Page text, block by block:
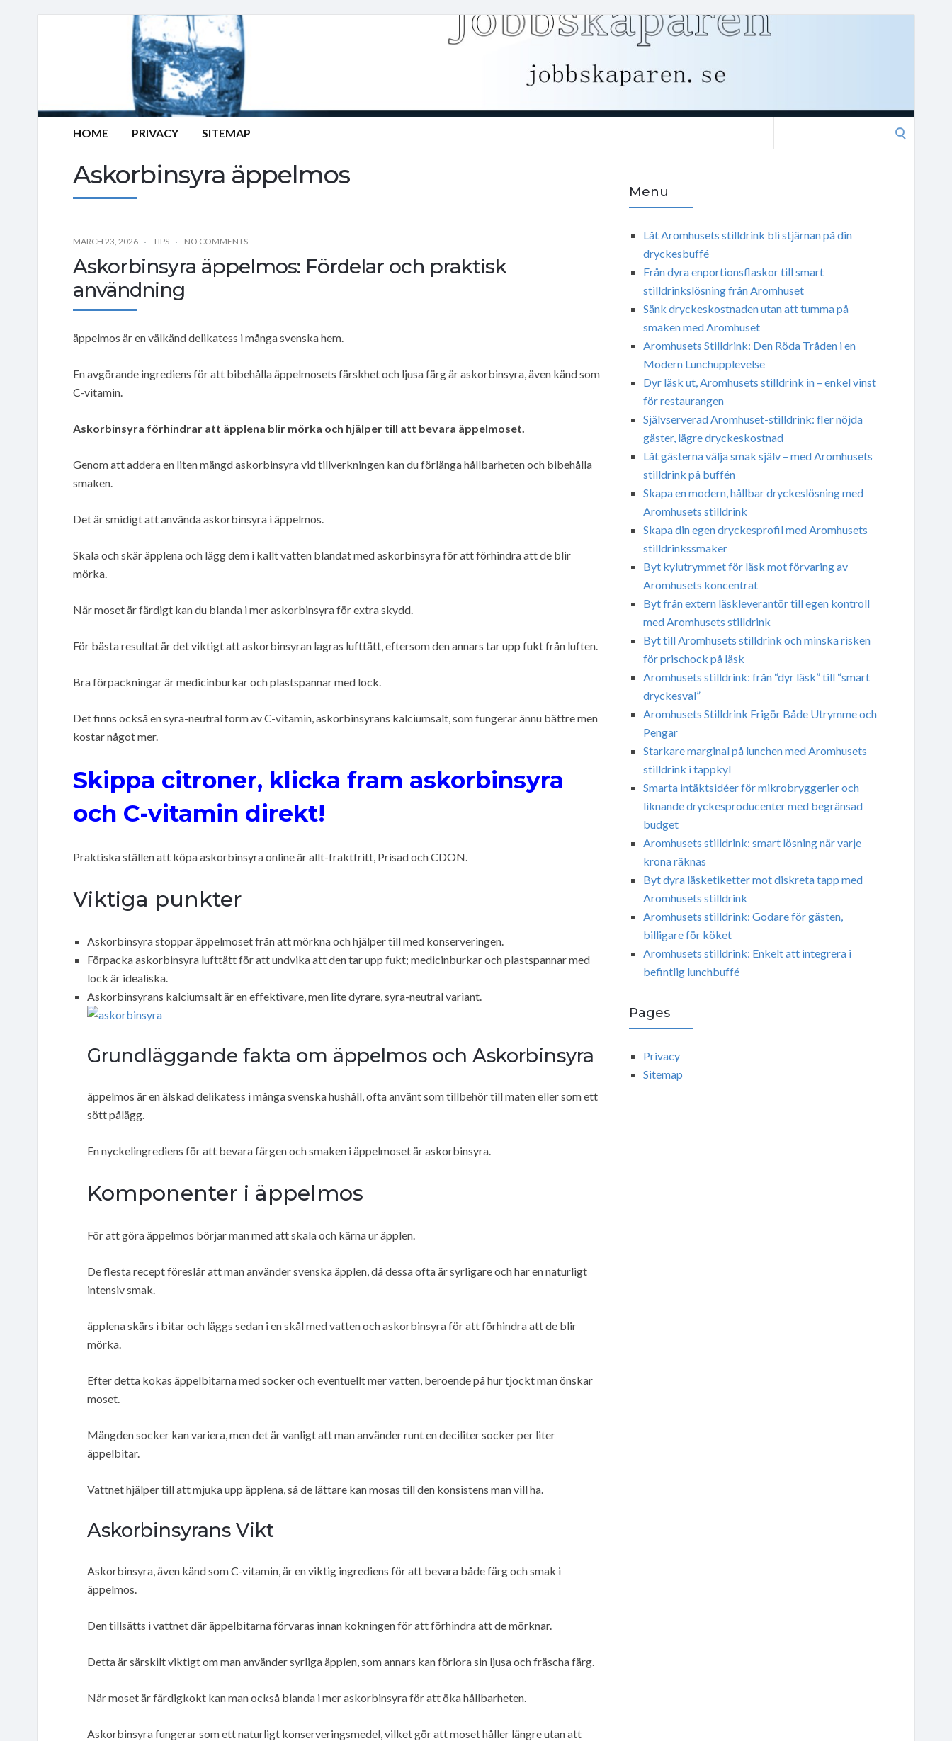
HOME PRIVACY SITEMAP
Askorbinsyra äppelmos
MARCH 23, 2026 TIPS NO COMMENTS
Askorbinsyra äppelmos: Fördelar och praktisk
användning
äppelmos är en välkänd delikatess i många svenska hem.
En avgörande ingrediens för att bibehålla äppelmosets färskhet och ljusa färg är askorbinsyra, även känd som
C-vitamin.
Askorbinsyra förhindrar att äpplena blir mörka och hjälper till att bevara äppelmoset.
Genom att addera en liten mängd askorbinsyra vid tillverkningen kan du förlänga hållbarheten och bibehålla
smaken.
Det är smidigt att använda askorbinsyra i äppelmos.
Skala och skär äpplena och lägg dem i kallt vatten blandat med askorbinsyra för att förhindra att de blir
mörka.
När moset är färdigt kan du blanda i mer askorbinsyra för extra skydd.
För bästa resultat är det viktigt att askorbinsyran lagras lufttätt, eftersom den annars tar upp fukt från luften.
Bra förpackningar är medicinburkar och plastspannar med lock.
Det finns också en syra-neutral form av C-vitamin, askorbinsyrans kalciumsalt, som fungerar ännu bättre men
kostar något mer.
Skippa citroner, klicka fram askorbinsyra
och C-vitamin direkt!
Praktiska ställen att köpa askorbinsyra online är allt-fraktfritt, Prisad och CDON.
Viktiga punkter
Askorbinsyra stoppar äppelmoset från att mörkna och hjälper till med konserveringen.
Förpacka askorbinsyra lufttätt för att undvika att den tar upp fukt; medicinburkar och plastspannar med
lock är idealiska.
Askorbinsyrans kalciumsalt är en effektivare, men lite dyrare, syra-neutral variant.
Grundläggande fakta om äppelmos och Askorbinsyra
äppelmos är en älskad delikatess i många svenska hushåll, ofta använt som tillbehör till maten eller som ett
sött pålägg.
En nyckelingrediens för att bevara färgen och smaken i äppelmoset är askorbinsyra.
Komponenter i äppelmos
För att göra äppelmos börjar man med att skala och kärna ur äpplen.
De flesta recept föreslår att man använder svenska äpplen, då dessa ofta är syrligare och har en naturligt
intensiv smak.
äpplena skärs i bitar och läggs sedan i en skål med vatten och askorbinsyra för att förhindra att de blir
mörka.
Efter detta kokas äppelbitarna med socker och eventuellt mer vatten, beroende på hur tjockt man önskar
moset.
Mängden socker kan variera, men det är vanligt att man använder runt en deciliter socker per liter
äppelbitar.
Vattnet hjälper till att mjuka upp äpplena, så de lättare kan mosas till den konsistens man vill ha.
Askorbinsyrans Vikt
Askorbinsyra, även känd som C-vitamin, är en viktig ingrediens för att bevara både färg och smak i
äppelmos.
Den tillsätts i vattnet där äppelbitarna förvaras innan kokningen för att förhindra att de mörknar.
Detta är särskilt viktigt om man använder syrliga äpplen, som annars kan förlora sin ljusa och fräscha färg.
När moset är färdigkokt kan man också blanda i mer askorbinsyra för att öka hållbarheten.
Askorbinsyra fungerar som ett naturligt konserveringsmedel, vilket gör att moset håller längre utan att
Menu
Låt Aromhusets stilldrink bli stjärnan på din
dryckesbuffé
Från dyra enportionsflaskor till smart
stilldrinkslösning från Aromhuset
Sänk dryckeskostnaden utan att tumma på
smaken med Aromhuset
Aromhusets Stilldrink: Den Röda Tråden i en
Modern Lunchupplevelse
Dyr läsk ut, Aromhusets stilldrink in – enkel vinst
för restaurangen
Självserverad Aromhuset-stilldrink: fler nöjda
gäster, lägre dryckeskostnad
Låt gästerna välja smak själv – med Aromhusets
stilldrink på buffén
Skapa en modern, hållbar dryckeslösning med
Aromhusets stilldrink
Skapa din egen dryckesprofil med Aromhusets
stilldrinkssmaker
Byt kylutrymmet för läsk mot förvaring av
Aromhusets koncentrat
Byt från extern läskleverantör till egen kontroll
med Aromhusets stilldrink
Byt till Aromhusets stilldrink och minska risken
för prischock på läsk
Aromhusets stilldrink: från “dyr läsk” till “smart
dryckesval”
Aromhusets Stilldrink Frigör Både Utrymme och
Pengar
Starkare marginal på lunchen med Aromhusets
stilldrink i tappkyl
Smarta intäktsidéer för mikrobryggerier och
liknande dryckesproducenter med begränsad
budget
Aromhusets stilldrink: smart lösning när varje
krona räknas
Byt dyra läsketiketter mot diskreta tapp med
Aromhusets stilldrink
Aromhusets stilldrink: Godare för gästen,
billigare för köket
Aromhusets stilldrink: Enkelt att integrera i
befintlig lunchbuffé
Pages
Privacy
Sitemap